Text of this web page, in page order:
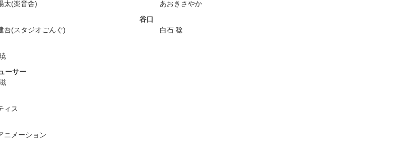
太(楽音舎)
吾(スタジオごんぐ)
ーサー
ィス
ニメーション
あおきさやか
谷口
白石 稔